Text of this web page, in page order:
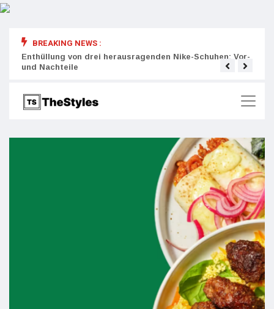
BREAKING NEWS :
Enthüllung von drei herausragenden Nike-Schuhen: Vor-
und Nachteile